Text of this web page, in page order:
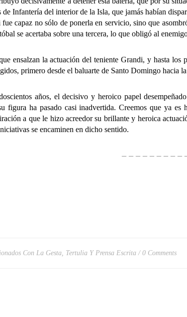
Infantería del interior de la Isla, que jamás habían
capaz no sólo de ponerla en servicio, sino que
se acertaba sobre una tercera, lo que obligó al
la actuación del teniente Grandi, y hasta los
primero desde el baluarte de Santo Domingo hacia
años, el decisivo y heroico papel desempeñado
figura ha pasado casi inadvertida. Creemos que ya
a que le hizo acreedor su brillante y heroica
se encaminen en dicho sentido.
– – – – – – – – –
Con La Gesta Tertulia Y Prensa Escrita 0 Comments